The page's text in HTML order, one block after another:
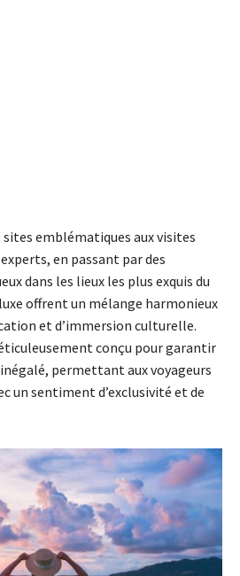
sites emblématiques aux visites
en passant par des
dans les lieux les plus exquis du
offrent un mélange harmonieux
et d’immersion culturelle.
conçu pour garantir
permettant aux voyageurs
un sentiment d’exclusivité et de